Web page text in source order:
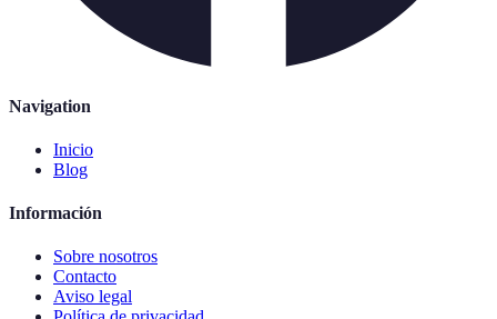
Navigation
Inicio
Blog
Información
Sobre nosotros
Contacto
Aviso legal